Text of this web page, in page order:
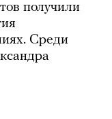
получили
Среди